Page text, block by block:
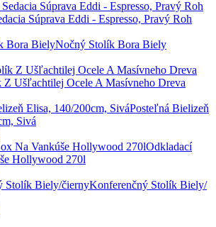
Súprava Eddi - Espresso, Pravý Roh
Nočný Stolík Bora Biely
Ušľachtilej Ocele A Masívneho Dreva
Posteľná Bielizeň
Sivá
Odkladací
Hollywood 270l
Konferenčný Stolík Biely/